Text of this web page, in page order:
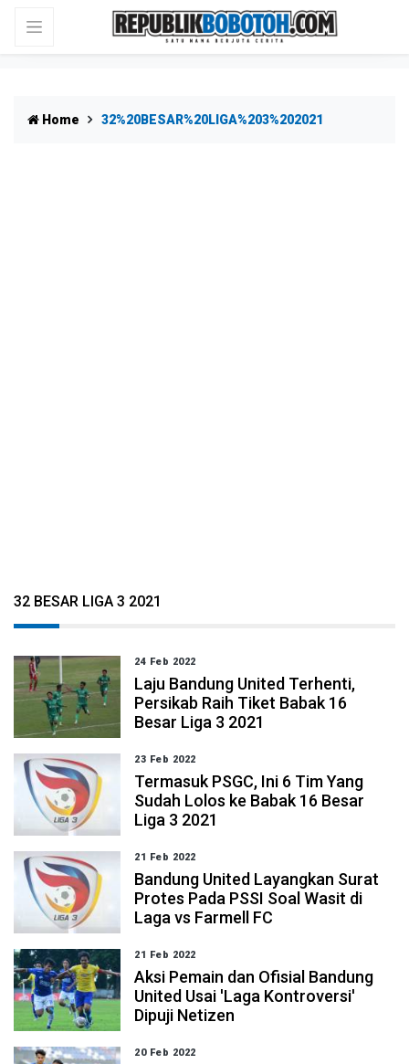
Home 32%20BESAR%20LIGA%203%202021
32 BESAR LIGA 3 2021
24 Feb 2022
Laju Bandung United Terhenti,
Persikab Raih Tiket Babak 16
Besar Liga 3 2021
23 Feb 2022
Termasuk PSGC, Ini 6 Tim Yang
Sudah Lolos ke Babak 16 Besar
Liga 3 2021
21 Feb 2022
Bandung United Layangkan Surat
Protes Pada PSSI Soal Wasit di
Laga vs Farmell FC
21 Feb 2022
Aksi Pemain dan Ofisial Bandung
United Usai 'Laga Kontroversi'
Dipuji Netizen
20 Feb 2022